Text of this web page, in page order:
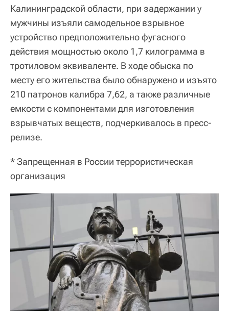
Калининградской области, при задержании у
мужчины изъяли самодельное взрывное
устройство предположительно фугасного
действия мощностью около 1,7 килограмма в
тротиловом эквиваленте. В ходе обыска по
месту его жительства было обнаружено и изъято
210 патронов калибра 7,62, а также различные
емкости с компонентами для изготовления
взрывчатых веществ, подчеркивалось в пресс-
релизе.
* Запрещенная в России террористическая
организация